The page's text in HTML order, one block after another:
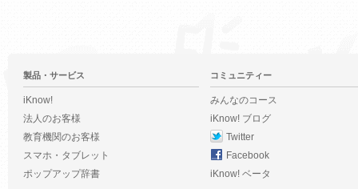
製品・サービス
iKnow!
法人のお客様
教育機関のお客様
スマホ・タブレット
ポップアップ辞書
コミュニティー
みんなのコース
iKnow! ブログ
Twitter
Facebook
iKnow! ベータ